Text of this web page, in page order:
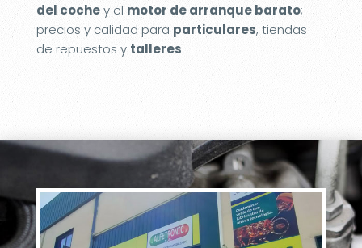
del cochey el motor de arranque barato;
precios y calidad para particulares, tiendas
de repuestos ytalleres.